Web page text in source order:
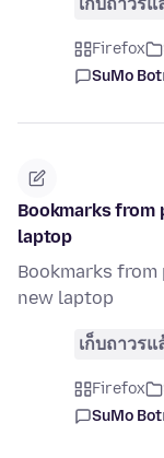
เก็บถาวรแ
Firefox
SuMo Bot
Bookmarks
laptop
Bookmarks
new laptop
เก็บถาวรแ
Firefox
SuMo Bot